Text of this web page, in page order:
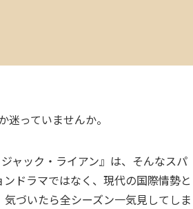
っていませんか。
ャック・ライアン』は、そんなスパ
ドラマではなく、現代の国際情勢と
づいたら全シーズン一気見してしま